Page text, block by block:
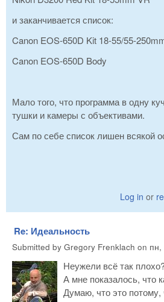
и заканчивается список:
Canon EOS-650D Kit 18-55/55-
Canon EOS-650D
Мало того, что программа в одну
тушки и камеры с объективами.
Сам по себе список лишен всякой
Log in or
Re: Идеальность
Submitted by Gregory Frenklach on
Неужели всё так
А мне показалось, что
Думаю, что это потому,